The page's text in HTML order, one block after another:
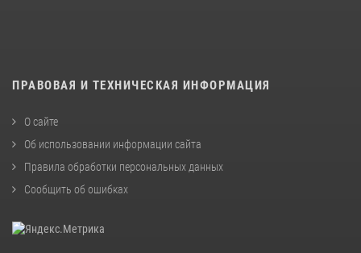
ПРАВОВАЯ И ТЕХНИЧЕСКАЯ ИНФОРМАЦИЯ
О сайте
Об использовании информации сайта
Правила обработки персональных данных
Сообщить об ошибках